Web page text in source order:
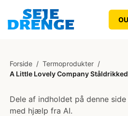
Forside / Termoprodukter /
A Little Lovely Company
Dele af indholdet på denne
med hjælp fra AI.